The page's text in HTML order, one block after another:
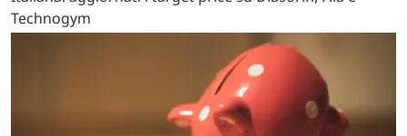
Technogym